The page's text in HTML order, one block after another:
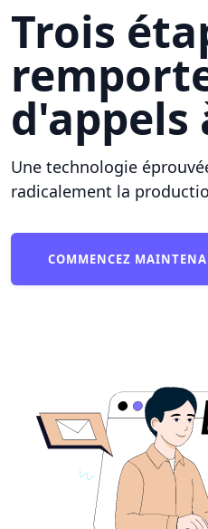
Trois
d'appels
Une technologie
radicalement la
COMMENCEZ